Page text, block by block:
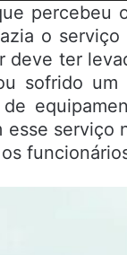
o
deve ter
sofrido
serviço